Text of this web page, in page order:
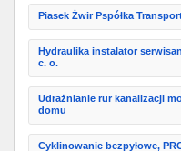
Piasek Żwir Pspółka
Hydraulika instalator
c. o.
Udrażnianie rur kanalizacji
domu
Cyklinowanie bezpyłowe,